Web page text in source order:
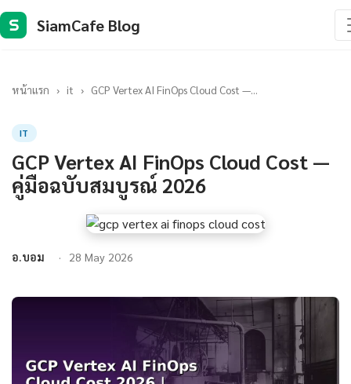
S SiamCafe Blog
หน้าแรก › it › GCP Vertex AI FinOps Cloud Cost —...
IT
GCP Vertex AI FinOps Cloud Cost —
คู่มือฉบับสมบูรณ์ 2026
อ.บอม 28 May 2026